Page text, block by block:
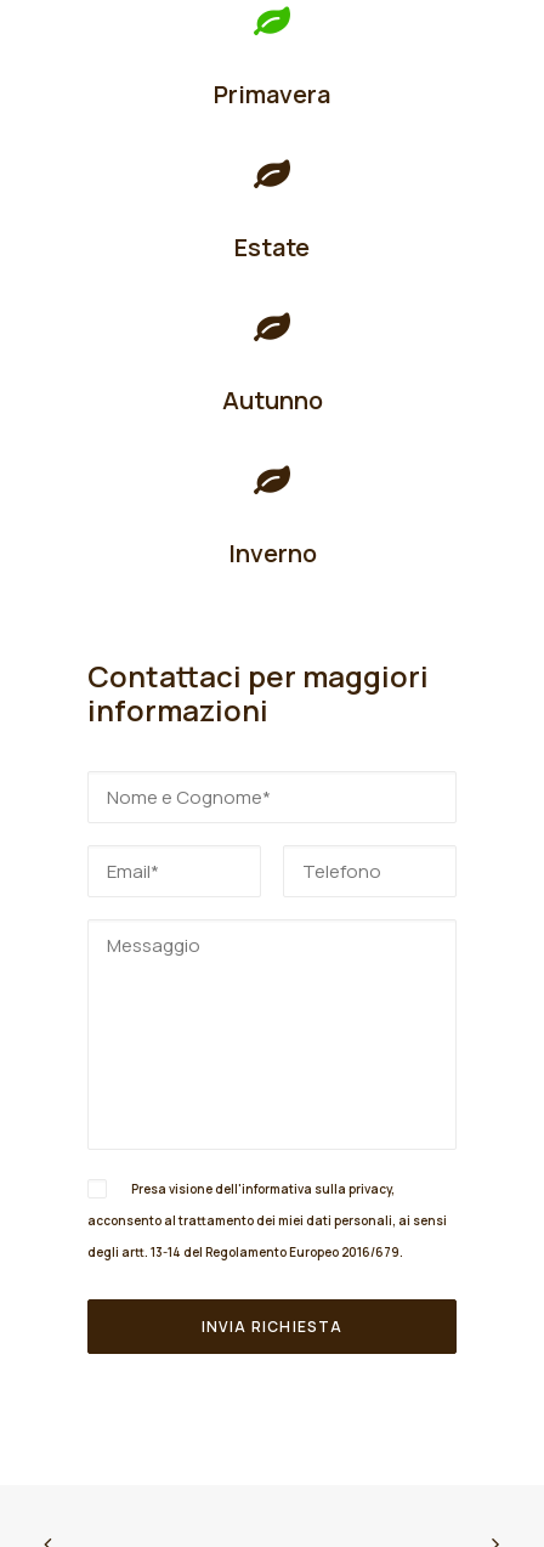
Primavera
Estate
Autunno
Inverno
Contattaci per maggiori
informazioni
Presa visione dell'informativa sulla privacy,
acconsento al trattamento dei miei dati personali, ai sensi
degli artt. 13-14 del Regolamento Europeo 2016/679.